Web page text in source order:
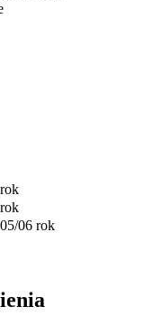
06 rok